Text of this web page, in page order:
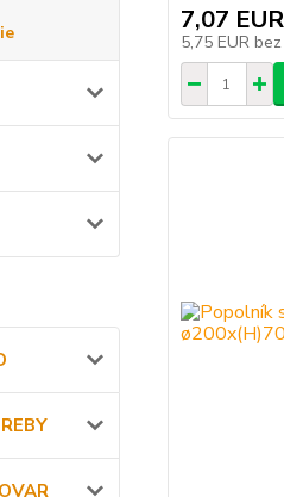
7,07 EUR
5,75 EUR